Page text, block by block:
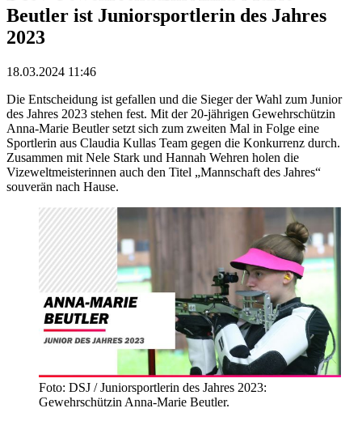
Beutler ist Juniorsportlerin des Jahres
2023
18.03.2024 11:46
Die Entscheidung ist gefallen und die Sieger der Wahl zum Junior
des Jahres 2023 stehen fest. Mit der 20-jährigen Gewehrschützin
Anna-Marie Beutler setzt sich zum zweiten Mal in Folge eine
Sportlerin aus Claudia Kullas Team gegen die Konkurrenz durch.
Zusammen mit Nele Stark und Hannah Wehren holen die
Vizeweltmeisterinnen auch den Titel „Mannschaft des Jahres“
souverän nach Hause.
Foto: DSJ / Juniorsportlerin des Jahres 2023:
Gewehrschützin Anna-Marie Beutler.